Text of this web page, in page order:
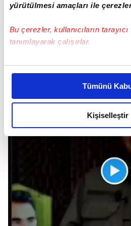
yürütülmesi amaçları ile
Bu çerezler, kullanıcıların
tanımlayarak çalışırlar.
Bu çerezlere izin vermeniz
daha iyi reklam deneyimi
amacımızın size daha iyi bir
olduğunu ve sizlere en iyi içerikleri
elimizden gelen çabayı
reklamların maliyetlerimizi
kalemimiz olduğunu sizlere
Her halükârda, kullanıcılar, bu
takdirde, kullanıcılara hedefli
gösterilmeyecektir."
Sizlere daha iyi bir hizmet
Tümünü
Kişiselleştir